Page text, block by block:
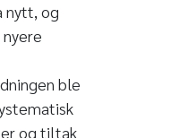
nytt, og
ble
og tiltak